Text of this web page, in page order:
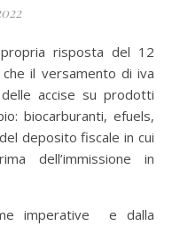
il versamento di iva
accise su prodotti
biocarburanti, efuels,
deposito fiscale in cui
dell’immissione in
imperative e dalla